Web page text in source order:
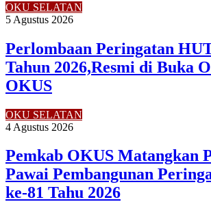
OKU SELATAN
5 Agustus 2026
Perlombaan Peringatan
Tahun 2026,Resmi di Buka
OKUS
OKU SELATAN
4 Agustus 2026
Pemkab OKUS Matangkan
Pawai Pembangunan
ke-81 Tahu 2026